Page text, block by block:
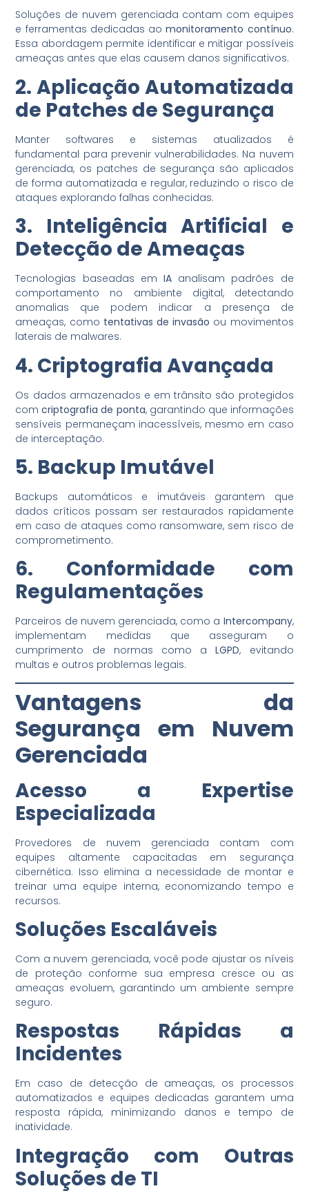
Soluções de nuvem gerenciada contam com equipes
e ferramentas dedicadas aomonitoramento contínuo.
Essa abordagem permite identificar e mitigar possíveis
ameaças antes que elas causem danos significativos.
2. Aplicação Automatizada
de Patches de Segurança
Manter softwares e sistemas atualizados é
fundamental para prevenir vulnerabilidades. Na nuvem
gerenciada, os patches de segurança são aplicados
de forma automatizada e regular, reduzindo o risco de
ataques explorando falhas conhecidas.
3. Inteligência Artificial e
Detecção de Ameaças
Tecnologias baseadas em IA analisam padrões de
comportamento no ambiente digital, detectando
anomalias que podem indicar a presença de
ameaças, como tentativas de invasão ou movimentos
laterais de malwares.
4. Criptografia Avançada
Os dados armazenados e em trânsito são protegidos
comcriptografia de ponta, garantindo que informações
sensíveis permaneçam inacessíveis, mesmo em caso
de interceptação.
5. Backup Imutável
Backups automáticos e imutáveis garantem que
dados críticos possam ser restaurados rapidamente
em caso de ataques como ransomware, sem risco de
comprometimento.
6. Conformidade com
Regulamentações
Parceiros de nuvem gerenciada, como a Intercompany,
implementam medidas que asseguram o
cumprimento de normas como aLGPD, evitando
multas e outros problemas legais.
Vantagens da
Segurança em Nuvem
Gerenciada
Acesso a Expertise
Especializada
Provedores de nuvem gerenciada contam com
equipes altamente capacitadas em segurança
cibernética. Isso elimina a necessidade de montar e
treinar uma equipe interna, economizando tempo e
recursos.
Soluções Escaláveis
Com a nuvem gerenciada, você pode ajustar os níveis
de proteção conforme sua empresa cresce ou as
ameaças evoluem, garantindo um ambiente sempre
seguro.
Respostas Rápidas a
Incidentes
Em caso de detecção de ameaças, os processos
automatizados e equipes dedicadas garantem uma
resposta rápida, minimizando danos e tempo de
inatividade.
Integração com Outras
Soluções de TI